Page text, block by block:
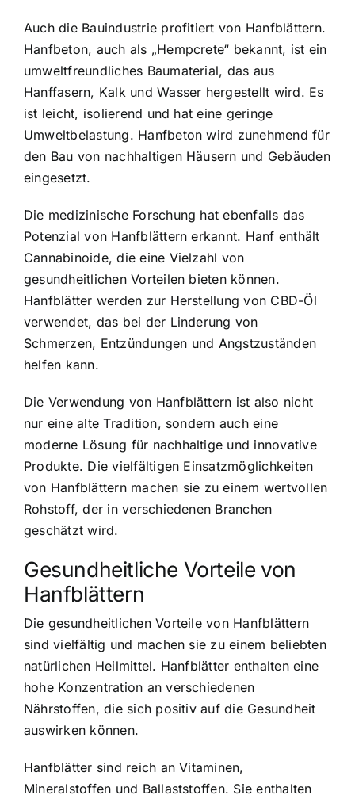
Auch die Bauindustrie profitiert von Hanfblättern.
Hanfbeton, auch als „Hempcrete“ bekannt, ist ein
umweltfreundliches Baumaterial, das aus
Hanffasern, Kalk und Wasser hergestellt wird. Es
ist leicht, isolierend und hat eine geringe
Umweltbelastung. Hanfbeton wird zunehmend für
den Bau von nachhaltigen Häusern und Gebäuden
eingesetzt.
Die medizinische Forschung hat ebenfalls das
Potenzial von Hanfblättern erkannt. Hanf enthält
Cannabinoide, die eine Vielzahl von
gesundheitlichen Vorteilen bieten können.
Hanfblätter werden zur Herstellung von CBD-Öl
verwendet, das bei der Linderung von
Schmerzen, Entzündungen und Angstzuständen
helfen kann.
Die Verwendung von Hanfblättern ist also nicht
nur eine alte Tradition, sondern auch eine
moderne Lösung für nachhaltige und innovative
Produkte. Die vielfältigen Einsatzmöglichkeiten
von Hanfblättern machen sie zu einem wertvollen
Rohstoff, der in verschiedenen Branchen
geschätzt wird.
Gesundheitliche Vorteile von
Hanfblättern
Die gesundheitlichen Vorteile von Hanfblättern
sind vielfältig und machen sie zu einem beliebten
natürlichen Heilmittel. Hanfblätter enthalten eine
hohe Konzentration an verschiedenen
Nährstoffen, die sich positiv auf die Gesundheit
auswirken können.
Hanfblätter sind reich an Vitaminen,
Mineralstoffen und Ballaststoffen. Sie enthalten